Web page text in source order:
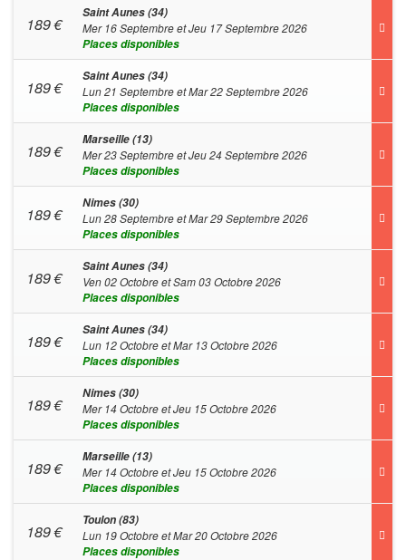
189€
Saint Aunes (34)
Mer 16 Septembre et Jeu 17 Septembre 2026
Places disponibles
189€
Saint Aunes (34)
Lun 21 Septembre et Mar 22 Septembre 2026
Places disponibles
189€
Marseille (13)
Mer 23 Septembre et Jeu 24 Septembre 2026
Places disponibles
189€
Nimes (30)
Lun 28 Septembre et Mar 29 Septembre 2026
Places disponibles
189€
Saint Aunes (34)
Ven 02 Octobre et Sam 03 Octobre 2026
Places disponibles
189€
Saint Aunes (34)
Lun 12 Octobre et Mar 13 Octobre 2026
Places disponibles
189€
Nimes (30)
Mer 14 Octobre et Jeu 15 Octobre 2026
Places disponibles
189€
Marseille (13)
Mer 14 Octobre et Jeu 15 Octobre 2026
Places disponibles
189€
Toulon (83)
Lun 19 Octobre et Mar 20 Octobre 2026
Places disponibles